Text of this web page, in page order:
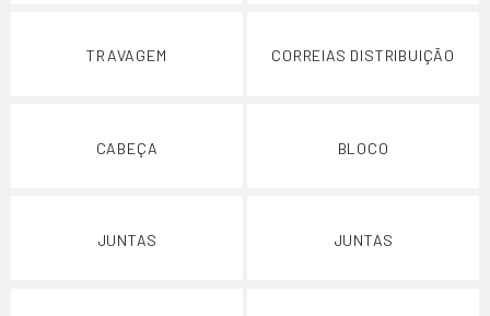
TRAVAGEM CORREIAS DISTRIBUIÇÃO
CABEÇA BLOCO
JUNTAS JUNTAS